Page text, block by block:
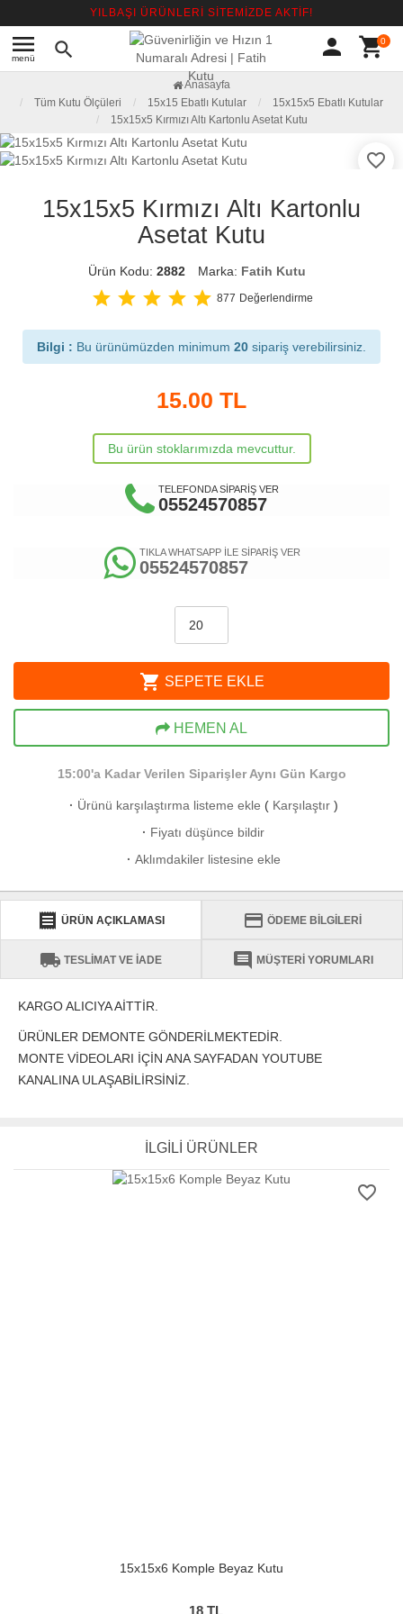
YILBAŞI ÜRÜNLERİ SİTEMİZDE AKTİF!
menu
menü search person shopping_cart0
Anasayfa
Tüm Kutu Ölçüleri
15x15 Ebatlı Kutular
15x15x5 Ebatlı Kutular
15x15x5 Kırmızı Altı Kartonlu Asetat Kutu
favorite_border
15x15x5 Kırmızı Altı Kartonlu
Asetat Kutu
Ürün Kodu: 2882 Marka: Fatih Kutu
star star star star star 877 Değerlendirme
Bilgi : Bu ürünümüzden minimum 20 sipariş verebilirsiniz.
15.00 TL
Bu ürün stoklarımızda mevcuttur.
TELEFONDA SİPARİŞ VER
05524570857
TIKLA WHATSAPP İLE SİPARİŞ VER
05524570857
shopping_cart SEPETE EKLE
HEMEN AL
15:00'a Kadar Verilen Siparişler Aynı Gün Kargo
· Ürünü karşılaştırma listeme ekle ( Karşılaştır)
· Fiyatı düşünce bildir
· Aklımdakiler listesine ekle
receipt ÜRÜN AÇIKLAMASI credit_card ÖDEME BİLGİLERİ
local_shipping TESLİMAT VE İADE comment MÜŞTERİ YORUMLARI
KARGO ALICIYA AİTTİR.
ÜRÜNLER DEMONTE GÖNDERİLMEKTEDİR.
MONTE VİDEOLARI İÇİN ANA SAYFADAN YOUTUBE
KANALINA ULAŞABİLİRSİNİZ.
İLGİLİ ÜRÜNLER
favorite_border
15x15x6 Komple Beyaz Kutu
18 TL